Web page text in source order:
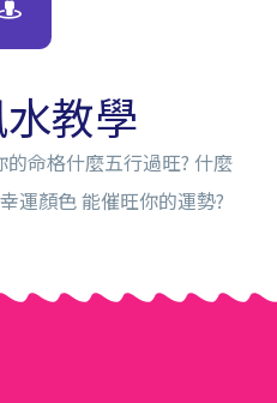
教學
命格什麼五行過旺? 什麼
運顏色 能催旺你的運勢?